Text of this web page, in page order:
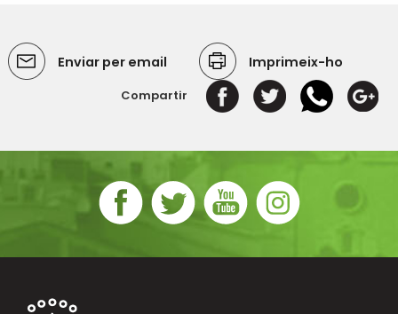
Enviar per email Imprimeix-ho
Compartir